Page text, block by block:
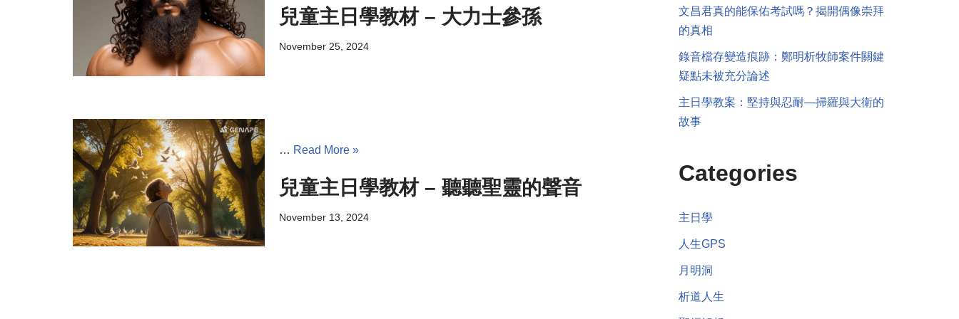
兒童主日學教材 – 大力士參孫
November 25, 2024
… Read More »
兒童主日學教材 – 聽聽聖靈的聲音
November 13, 2024
文昌君真的能保佑考試嗎？揭開偶像崇拜
的真相
錄音檔存變造痕跡：鄭明析牧師案件關鍵
疑點未被充分論述
主日學教案：堅持與忍耐—掃羅與大衛的
故事
Categories
主日學
人生GPS
月明洞
析道人生